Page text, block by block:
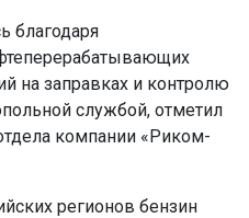
благодаря
на заправках и контролю
службой, отметил
компании «Риком-
регионов бензин